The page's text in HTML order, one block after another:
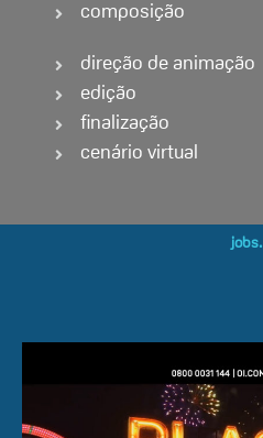
composição
direção de animação
edição
finalização
cenário virtual
jobs.